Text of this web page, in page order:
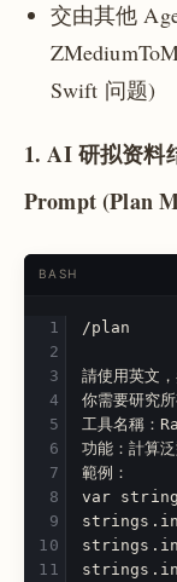
交由其他
Swift 问题)
1. AI 研拟资料
Prompt (Plan
BASH
/plan
請使用英文
你需要研究
工具名稱：
功能：計算
範例：
var